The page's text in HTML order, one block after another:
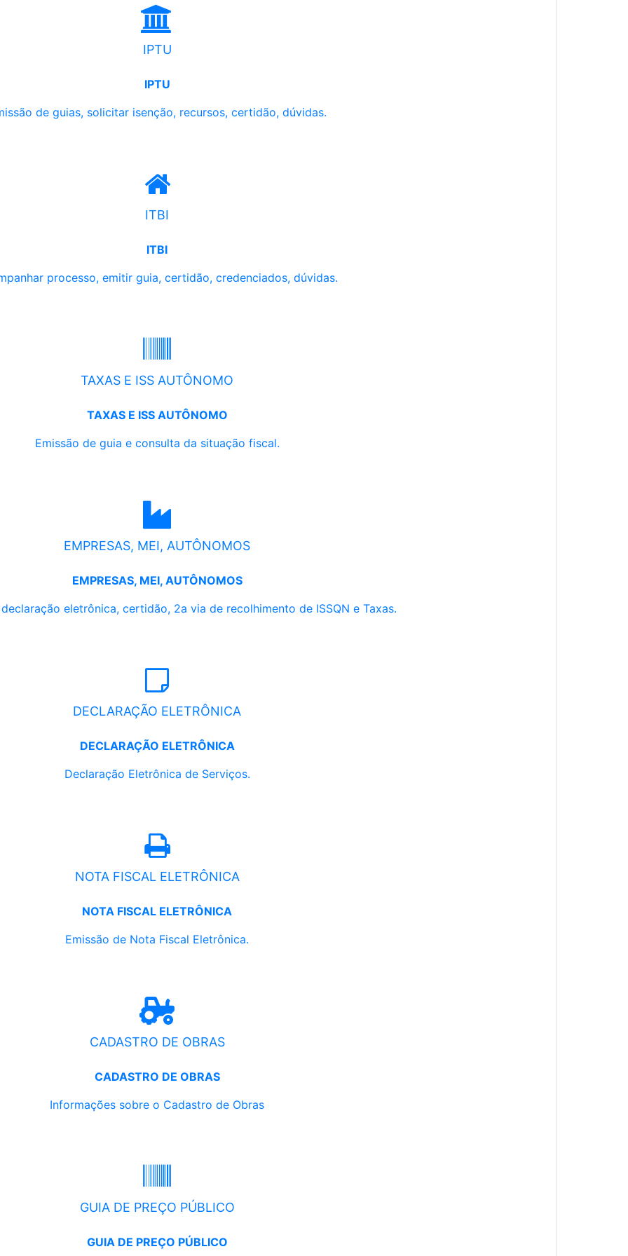
IPTU
IPTU
de guias, solicitar isenção, recursos, certidão, dúvidas.
ITBI
ITBI
processo, emitir guia, certidão, credenciados, dúvidas.
TAXAS E ISS AUTÔNOMO
TAXAS E ISS AUTÔNOMO
Emissão de guia e consulta da situação fiscal.
EMPRESAS, MEI, AUTÔNOMOS
EMPRESAS, MEI, AUTÔNOMOS
eletrônica, certidão, 2a via de recolhimento de ISSQN e Taxas.
DECLARAÇÃO ELETRÔNICA
DECLARAÇÃO ELETRÔNICA
Declaração Eletrônica de Serviços.
NOTA FISCAL ELETRÔNICA
NOTA FISCAL ELETRÔNICA
Emissão de Nota Fiscal Eletrônica.
CADASTRO DE OBRAS
CADASTRO DE OBRAS
Informações sobre o Cadastro de Obras
GUIA DE PREÇO PÚBLICO
GUIA DE PREÇO PÚBLICO